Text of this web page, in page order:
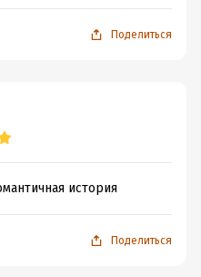
Поделиться
история
Поделиться